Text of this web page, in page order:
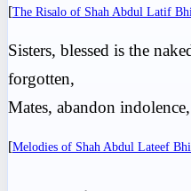
[The Risalo of Shah Abdul Latif
Sisters, blessed is the
forgotten,
Mates, abandon
[Melodies of Shah Abdul Lateef